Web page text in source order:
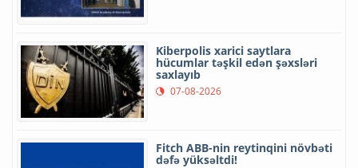
Kiberpolis xarici saytlara
hücumlar təşkil edən şəxsləri
saxlayıb
07-08-2026
Fitch ABB-nin reytinqini növbəti
dəfə yüksəltdi!